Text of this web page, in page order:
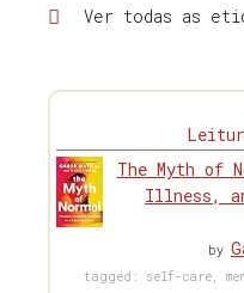
Ver todas as
The Myth of
Illness,
by
tagged: self-care,